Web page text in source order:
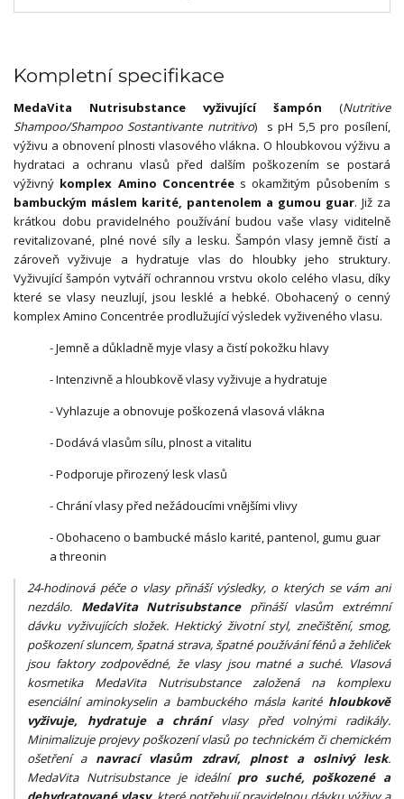
Kompletní specifikace
MedaVita Nutrisubstance vyživující šampón (Nutritive
Shampoo/Shampoo Sostantivante nutritivo) s pH 5,5 pro posílení,
výživu a obnovení plnosti vlasového vlákna.O hloubkovou výživu a
hydrataci a ochranu vlasů před dalším poškozením se postará
výživný komplex Amino Concentrées okamžitým působením s
bambuckým máslem karité, pantenolem a gumou guar. Již za
krátkou dobu pravidelného používání budou vaše vlasy viditelně
revitalizované, plné nové síly a lesku. Šampón vlasy jemně čistí a
zároveň vyživuje a hydratuje vlas do hloubky jeho struktury.
Vyživující šampón vytváří ochrannou vrstvu okolo celého vlasu, díky
které se vlasy neuzlují, jsou lesklé a hebké. Obohacený o cenný
komplex Amino Concentrée prodlužující výsledek vyživeného vlasu.
- Jemně a důkladně myje vlasy a čistí pokožku hlavy
- Intenzivně a hloubkově vlasy vyživuje a hydratuje
- Vyhlazuje a obnovuje poškozená vlasová vlákna
- Dodává vlasům sílu, plnost a vitalitu
- Podporuje přirozený lesk vlasů
- Chrání vlasy před nežádoucími vnějšími vlivy
- Obohaceno o bambucké máslo karité, pantenol, gumu guar
a threonin
24-hodinová péče o vlasy přináší výsledky, o kterých se vám ani
nezdálo. MedaVita Nutrisubstancepřináší vlasům extrémní
dávku vyživujících složek. Hektický životní styl, znečištění, smog,
poškození sluncem, špatná strava, špatné používání fénů a žehliček
jsou faktory zodpovědné, že vlasy jsou matné a suché. Vlasová
kosmetika MedaVita Nutrisubstance založená na komplexu
esenciální aminokyselin a bambuckého másla karité hloubkově
vyživuje, hydratuje a chránívlasy před volnými radikály.
Minimalizuje projevy poškození vlasů po technickém či chemickém
ošetření a navrací vlasům zdraví, plnost a oslnivý lesk.
MedaVita Nutrisubstance je ideální pro suché, poškozené a